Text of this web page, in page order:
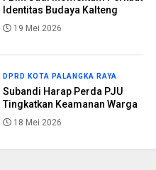
Identitas Budaya Kalteng
19 Mei 2026
DPRD KOTA PALANGKA RAYA
Subandi Harap Perda PJU
Tingkatkan Keamanan Warga
18 Mei 2026